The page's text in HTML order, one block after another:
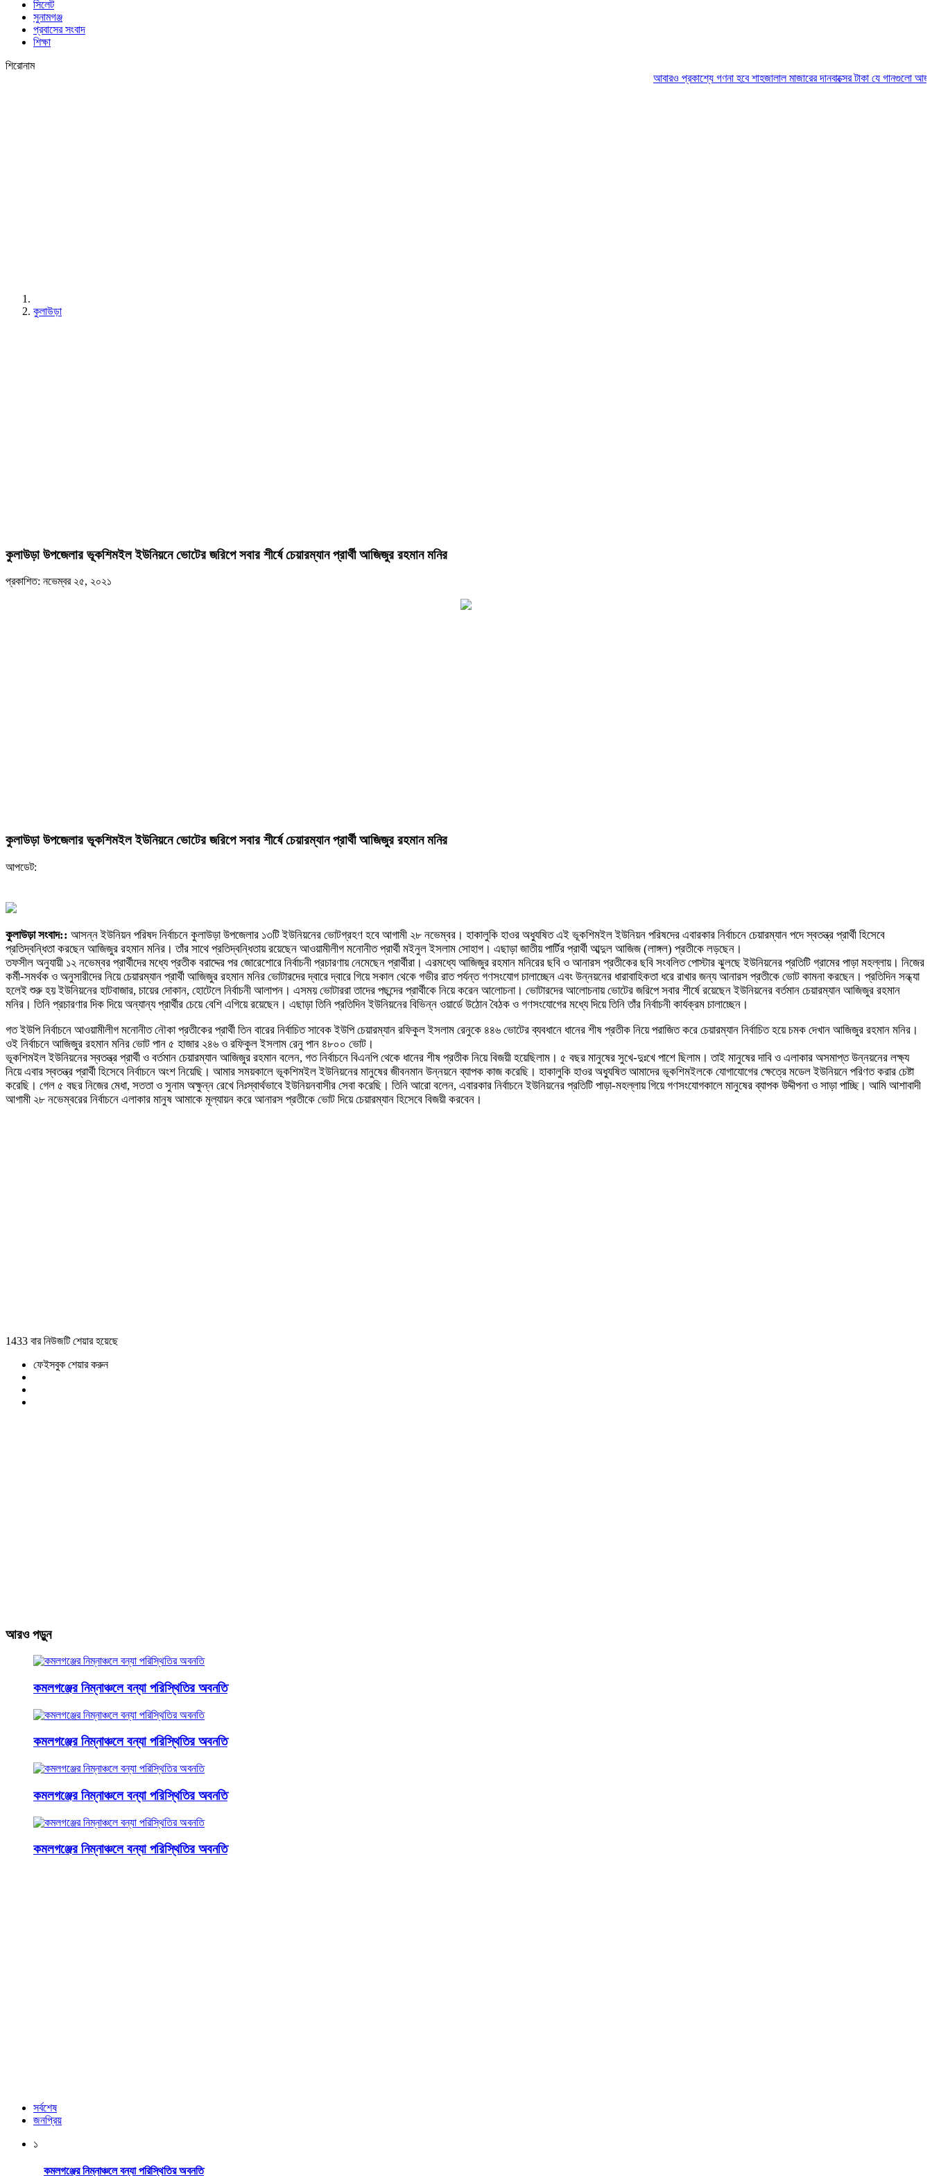
সিলেট
সুনামগঞ্জ
প্রবাসের সংবাদ
শিক্ষা
শিরোনাম
আবারও প্রকাশ্যে গণনা হবে শাহজালাল মাজারের দানবাক্সের টাকাযে গানগুলো আজও
কুলাউড়া
কুলাউড়া উপজেলার ভূকশিমইল ইউনিয়নে ভোটের জরিপে সবার শীর্ষে চেয়ারম্যান প্রার্থী আজিজুর রহমান মনির
প্রকাশিত: নভেম্বর ২৫, ২০২১
কুলাউড়া উপজেলার ভূকশিমইল ইউনিয়নে ভোটের জরিপে সবার শীর্ষে চেয়ারম্যান প্রার্থী আজিজুর রহমান মনির
আপডেট:
কুলাউড়া সংবাদ:: আসন্ন ইউনিয়ন পরিষদ নির্বাচনে কুলাউড়া উপজেলার ১৩টি ইউনিয়নের ভোটগ্রহণ হবে আগামী ২৮ নভেম্বর। হাকালুকি হাওর অধ্যুষিত এই ভূকশিমইল ইউনিয়ন পরিষদের এবারকার নির্বাচনে চেয়ারম্যান পদে স্বতন্ত্র প্রার্থী হিসেবে
প্রতিদ্বন্ধিতা করছেন আজিজুর রহমান মনির। তাঁর সাথে প্রতিদ্বন্ধিতায় রয়েছেন আওয়ামীলীগ মনোনীত প্রার্থী মইনুল ইসলাম সোহাগ। এছাড়া জাতীয় পার্টির প্রার্থী আব্দুল আজিজ (লাঙ্গল) প্রতীকে লড়ছেন।
তফসীল অনুযায়ী ১২ নভেম্বর প্রার্থীদের মধ্যে প্রতীক বরাদ্দের পর জোরেশোরে নির্বাচনী প্রচারণায় নেমেছেন প্রার্থীরা। এরমধ্যে আজিজুর রহমান মনিরের ছবি ও আনারস প্রতীকের ছবি সংবলিত পোস্টার ঝুলছে ইউনিয়নের প্রতিটি গ্রামের পাড়া মহল্লায়। নিজের
কর্মী-সমর্থক ও অনুসারীদের নিয়ে চেয়ারম্যান প্রার্থী আজিজুর রহমান মনির ভোটারদের দ্বারে দ্বারে গিয়ে সকাল থেকে গভীর রাত পর্যন্ত গণসংযোগ চালাচ্ছেন এবং উন্নয়নের ধারাবাহিকতা ধরে রাখার জন্য আনারস প্রতীকে ভোট কামনা করছেন। প্রতিদিন সন্ধ্যা
হলেই শুরু হয় ইউনিয়নের হাটবাজার, চায়ের দোকান, হোটেলে নির্বাচনী আলাপন। এসময় ভোটাররা তাদের পছন্দের প্রার্থীকে নিয়ে করেন আলোচনা। ভোটারদের আলোচনায় ভোটের জরিপে সবার শীর্ষে রয়েছেন ইউনিয়নের বর্তমান চেয়ারম্যান আজিজুর রহমান
মনির। তিনি প্রচারণার দিক দিয়ে অন্যান্য প্রার্থীর চেয়ে বেশি এগিয়ে রয়েছেন। এছাড়া তিনি প্রতিদিন ইউনিয়নের বিভিন্ন ওয়ার্ডে উঠোন বৈঠক ও গণসংযোগের মধ্যে দিয়ে তিনি তাঁর নির্বাচনী কার্যক্রম চালাচ্ছেন।
গত ইউপি নির্বাচনে আওয়ামীলীগ মনোনীত নৌকা প্রতীকের প্রার্থী তিন বারের নির্বাচিত সাবেক ইউপি চেয়ারম্যান রফিকুল ইসলাম রেনুকে ৪৪৬ ভোটের ব্যবধানে ধানের শীষ প্রতীক নিয়ে পরাজিত করে চেয়ারম্যান নির্বাচিত হয়ে চমক দেখান আজিজুর রহমান মনির।
ওই নির্বাচনে আজিজুর রহমান মনির ভোট পান ৫ হাজার ২৪৬ ও রফিকুল ইসলাম রেনু পান ৪৮০০ ভোট।
ভূকশিমইল ইউনিয়নের স্বতন্ত্র প্রার্থী ও বর্তমান চেয়ারম্যান আজিজুর রহমান বলেন, গত নির্বাচনে বিএনপি থেকে ধানের শীষ প্রতীক নিয়ে বিজয়ী হয়েছিলাম। ৫ বছর মানুষের সুখে-দুঃখে পাশে ছিলাম। তাই মানুষের দাবি ও এলাকার অসমাপ্ত উন্নয়নের লক্ষ্য
নিয়ে এবার স্বতন্ত্র প্রার্থী হিসেবে নির্বাচনে অংশ নিয়েছি। আমার সময়কালে ভূকশিমইল ইউনিয়নের মানুষের জীবনমান উন্নয়নে ব্যাপক কাজ করেছি। হাকালুকি হাওর অধ্যুষিত আমাদের ভূকশিমইলকে যোগাযোগের ক্ষেত্রে মডেল ইউনিয়নে পরিণত করার চেষ্টা
করেছি। গেল ৫ বছর নিজের মেধা, সততা ও সুনাম অক্ষুন্ন রেখে নিঃস্বার্থভাবে ইউনিয়নবাসীর সেবা করেছি। তিনি আরো বলেন, এবারকার নির্বাচনে ইউনিয়নের প্রতিটি পাড়া-মহল্লায় গিয়ে গণসংযোগকালে মানুষের ব্যাপক উদ্দীপনা ও সাড়া পাচ্ছি। আমি আশাবাদী
আগামী ২৮ নভেম্বরের নির্বাচনে এলাকার মানুষ আমাকে মূল্যায়ন করে আনারস প্রতীকে ভোট দিয়ে চেয়ারম্যান হিসেবে বিজয়ী করবেন।
1433 বার নিউজটি শেয়ার হয়েছে
ফেইসবুক শেয়ার করুন
আরও পড়ুন
কমলগঞ্জের নিম্নাঞ্চলে বন্যা পরিস্থিতির অবনতি
কমলগঞ্জের নিম্নাঞ্চলে বন্যা পরিস্থিতির অবনতি
কমলগঞ্জের নিম্নাঞ্চলে বন্যা পরিস্থিতির অবনতি
কমলগঞ্জের নিম্নাঞ্চলে বন্যা পরিস্থিতির অবনতি
সর্বশেষ
জনপ্রিয়
১
কমলগঞ্জের নিম্নাঞ্চলে বন্যা পরিস্থিতির অবনতি